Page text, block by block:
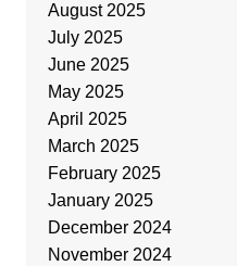
August 2025
July 2025
June 2025
May 2025
April 2025
March 2025
February 2025
January 2025
December 2024
November 2024